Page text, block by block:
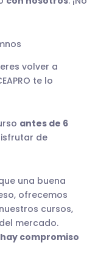
volver a
te lo
antes de 6
de
una buena
ofrecemos
cursos,
mercado.
compromiso